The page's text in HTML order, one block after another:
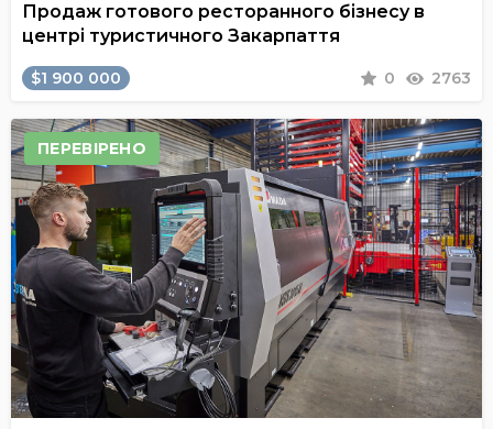
Продаж готового ресторанного бізнесу в
центрі туристичного Закарпаття
$1 900 000 0 2763
ПЕРЕВІРЕНО